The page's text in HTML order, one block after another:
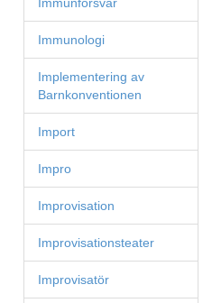
Immunologi
Implementering av
Barnkonventionen
Import
Impro
Improvisation
Improvisationsteater
Improvisatör